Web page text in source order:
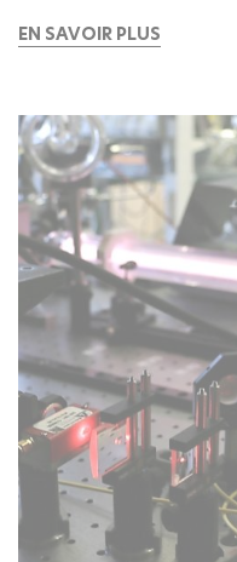
EN SAVOIR PLUS